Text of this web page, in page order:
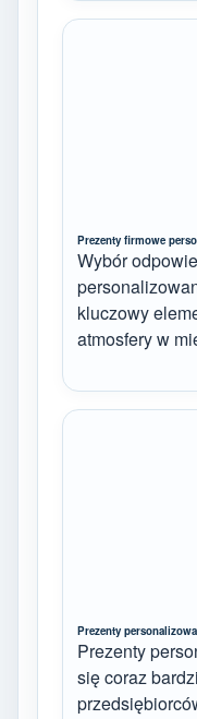
Prezenty firmowe
Wybór
kluczowy
atmosfery w
Prezenty
Prezenty
się coraz